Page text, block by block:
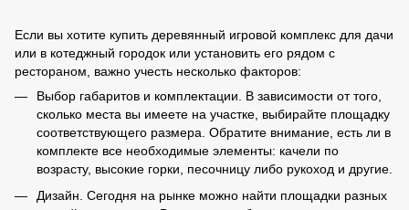
Если вы хотите купить деревянный игровой комплекс для дачи
или в котеджный городок или установить его рядом с
рестораном, важно учесть несколько факторов:
Выбор габаритов и комплектации. В зависимости от того,
сколько места вы имеете на участке, выбирайте площадку
соответствующего размера. Обратите внимание, есть ли в
комплекте все необходимые элементы: качели по
возрасту, высокие горки, песочницу либо рукоход и другие.
Дизайн. Сегодня на рынке можно найти площадки разных